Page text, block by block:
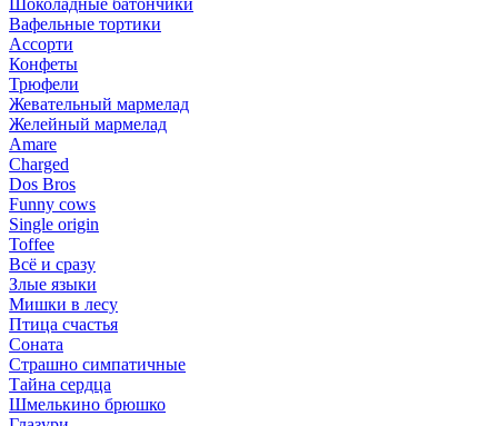
Шоколадные батончики
Вафельные тортики
Ассорти
Конфеты
Трюфели
Жевательный мармелад
Желейный мармелад
Amare
Charged
Dos Bros
Funny cows
Single origin
Toffee
Всё и сразу
Злые языки
Мишки в лесу
Птица счастья
Соната
Страшно симпатичные
Тайна сердца
Шмелькино брюшко